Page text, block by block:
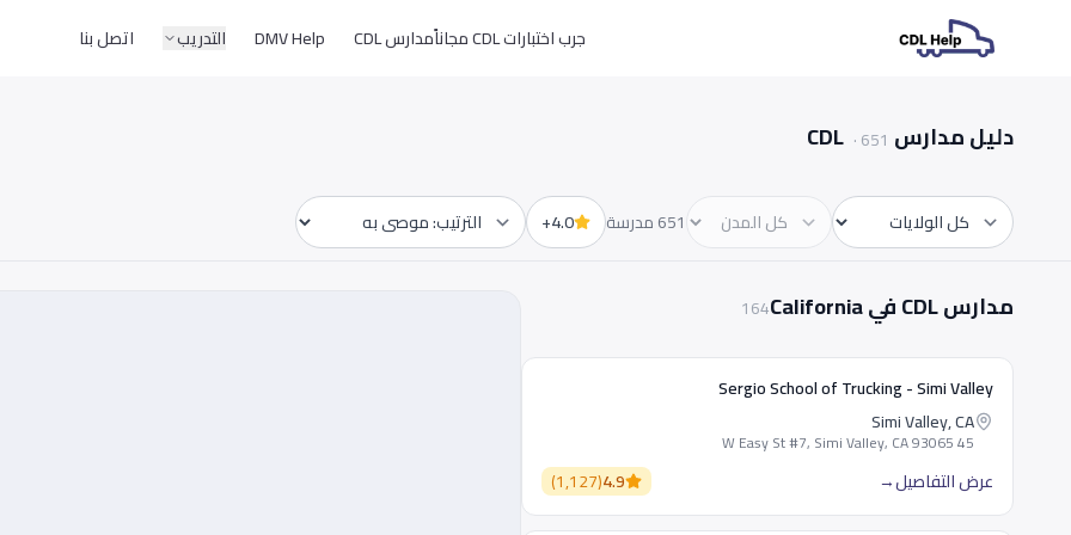
جرب اختبارات CDL مجاناً مدارس CDL DMV Help التدريب اتصل بنا
دليل مدارس CDL ·651
الولاية المدينة 651 مدرسة 4.0+
Sort by
مدارس CDL في California 164
Sergio School of Trucking - Simi Valley
Simi Valley, CA
45 W Easy St #7, Simi Valley, CA 93065
عرض التفاصيل→
4.9
(
1,127
)